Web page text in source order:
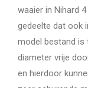
waaier in Nihard
gedeelte dat ook
model bestand is
diameter vrije
en hierdoor